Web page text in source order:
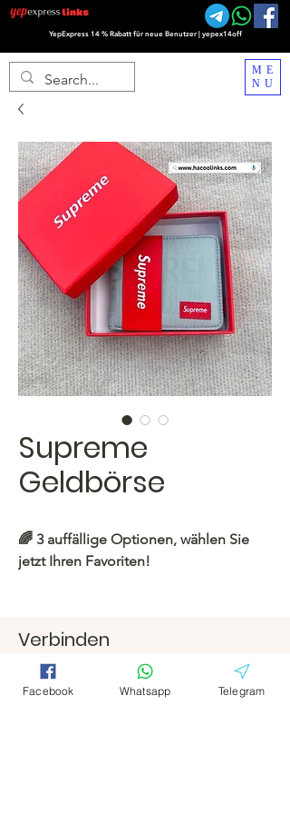
YepExpress 14 % Rabatt für neue Benutzer | yepex14off
ME
NU
Supreme
Geldbörse
🌈 3 auffällige Optionen, wählen Sie
jetzt Ihren Favoriten!
Hacoo Store
https://c.hacoo.pl/2eg7RJ
Verbinden
Facebook
Telegramm
Facebook
Telegramm
Facebook Whatsapp Telegram